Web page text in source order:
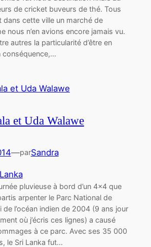
de cricket buveurs de thé. Tous
dans cette ville un marché de
nous n’en avions encore jamais vu.
autres la particularité d’être en
conséquence,…
et Uda Walawe
—parSandra
pluvieuse à bord d’un 4×4 que
arpenter le Parc National de
de l’océan indien de 2004 (9 ans jour
où j’écris ces lignes) a causé
à ce parc. Avec ses 35 000
le Sri Lanka fut…